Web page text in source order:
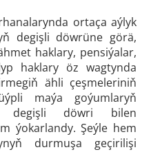
ortaça aýlyk
degişli döwrüne görä,
haklary, pensiýalar,
haklary öz wagtynda
ähli çeşmeleriniň
maýa goýumlaryň
degişli döwri bilen
ýokarlandy. Şeýle hem
durmuşa geçirilişi